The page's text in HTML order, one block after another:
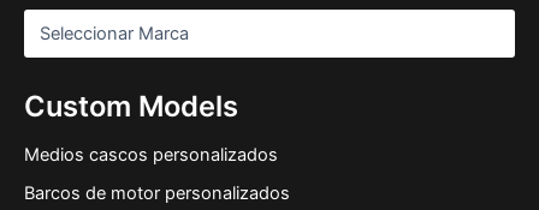
Custom Models
Medios cascos personalizados
Barcos de motor personalizados